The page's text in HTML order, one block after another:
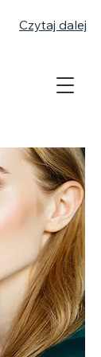
Czytaj dalej